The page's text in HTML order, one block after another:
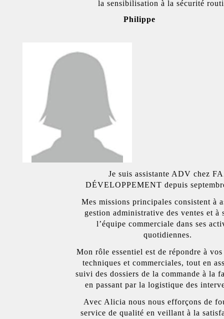
la sensibilisation à la sécurité
Philippe
Je suis assistante ADV chez
DÉVELOPPEMENT depuis
Mes missions principales consistent à
gestion administrative des ventes et à
l’équipe commerciale dans ses
quotidiennes.
Mon rôle essentiel est de répondre à
techniques et commerciales, tout en
suivi des dossiers de la commande à la
en passant par la logistique des
Avec Alicia nous nous efforçons de
service de qualité en veillant à la